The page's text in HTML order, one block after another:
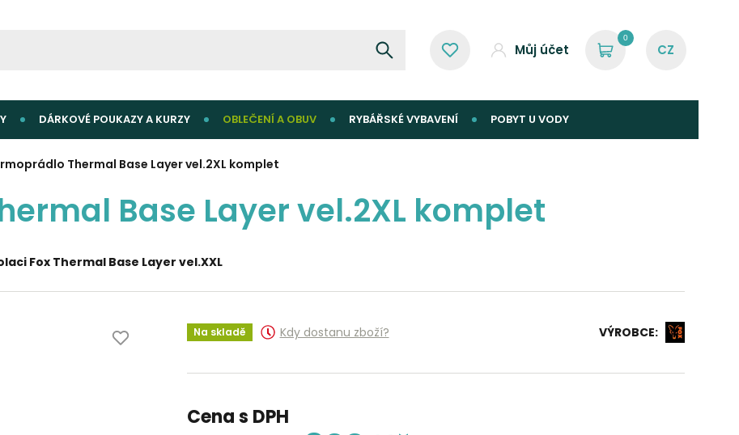
Můj účet
0
DÁRKOVÉ POUKAZY A KURZY OBLEČENÍ A OBUV RYBÁŘSKÉ VYBAVENÍ POBYT U VODY
Thermal Base Layer vel.2XL komplet
Base Layer vel.2XL komplet
Fox Thermal Base Layer vel.XXL
Na skladě Kdy dostanu zboží? VÝROBCE:
Cena s DPH